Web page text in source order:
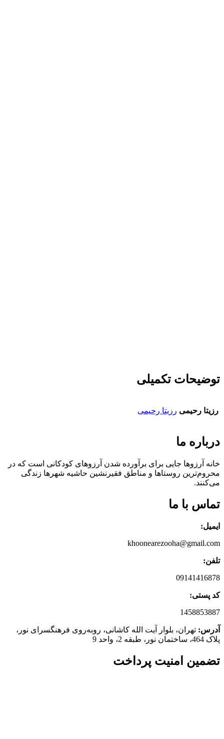
توضیحات تکمیلی
رزیتا رحیمی رزیتا رحیمی
درباره ما
خانه آرزوها جایی برای برآورده شدن آرزوهای کودکانی است که در
محروم‌ترین روستاها و مناطق فقیرنشین حاشیه شهرها زندگی
می‌کنند.‌
تماس با ما
ایمیل:
khoonearezooha@gmail.com
تلفن:
09141416878
کد پستی:
1458853887
آدرس: تهران، بلوار آیت الله کاشانی، روبه‌روی فرهنگسرای نور،
پلاک 464، ساختمان نور، طبقه 2، واحد 9
تضمین امنیت پرداخت